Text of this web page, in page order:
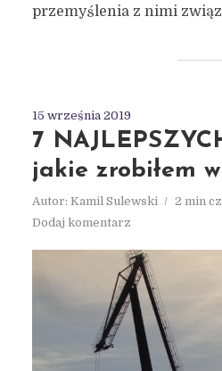
przemyślenia z nimi
15 września 2019
7
jakie zrobiłem
Autor: Kamil Sulewski
2 min
Dodaj komentarz